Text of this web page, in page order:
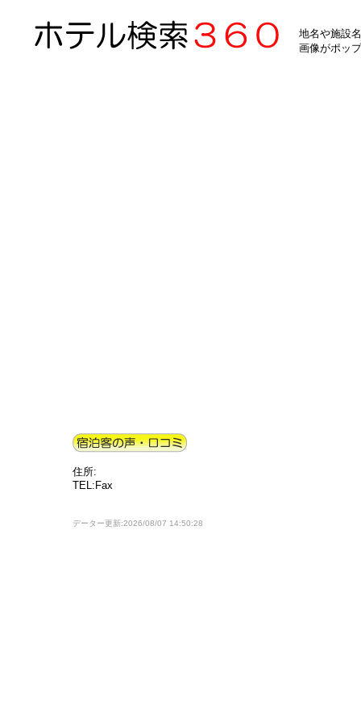
地名や施設
画像がポッ
住所:
TEL:Fax
データー更新:2026/08/07 14:50:28